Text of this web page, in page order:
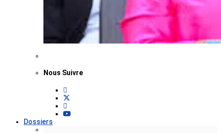
Nous Suivre
Dossiers